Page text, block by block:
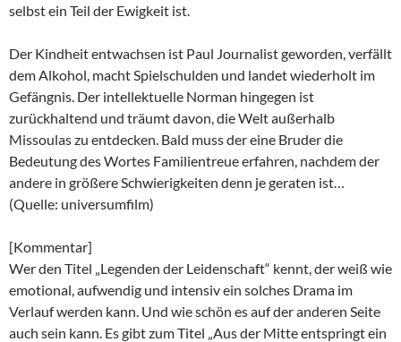
selbst ein Teil der Ewigkeit ist.
Der Kindheit entwachsen ist Paul Journalist geworden, verfällt
dem Alkohol, macht Spielschulden und landet wiederholt im
Gefängnis. Der intellektuelle Norman hingegen ist
zurückhaltend und träumt davon, die Welt außerhalb
Missoulas zu entdecken. Bald muss der eine Bruder die
Bedeutung des Wortes Familientreue erfahren, nachdem der
andere in größere Schwierigkeiten denn je geraten ist…
(Quelle: universumfilm)
[Kommentar]
Wer den Titel „Legenden der Leidenschaft“ kennt, der weiß wie
emotional, aufwendig und intensiv ein solches Drama im
Verlauf werden kann. Und wie schön es auf der anderen Seite
auch sein kann. Es gibt zum Titel „Aus der Mitte entspringt ein